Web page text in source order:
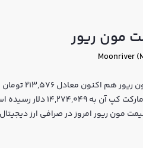
مون ریور
Moonriver
-0.666% بوده و
مون ریور امروز در صرافی ارز